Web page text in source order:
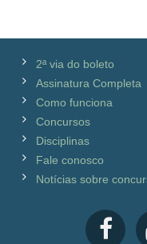
2ª via do boleto
Assinatura Completa
Como funciona
Concursos
Disciplinas
Fale conosco
Notícias sobre